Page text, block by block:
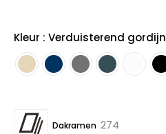
Kleur : Verduisterend gordijn
Dakramen 274